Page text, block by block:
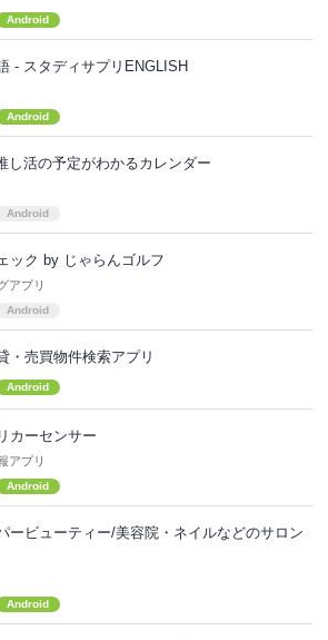
Android
- スタディサプリENGLISH
Android
し活の予定がわかるカレンダー
Android
ック by じゃらんゴルフ
アプリ
Android
・売買物件検索アプリ
Android
カーセンサー
アプリ
Android
ービューティー/美容院・ネイルなどのサロン
Android